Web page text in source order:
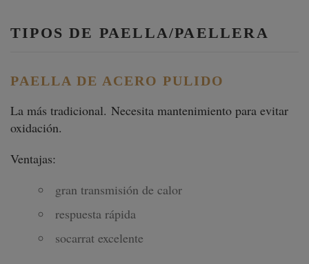
TIPOS DE PAELLA/PAELLERA
PAELLA DE ACERO PULIDO
La más tradicional. Necesita mantenimiento para evitar
oxidación.
Ventajas:
gran transmisión de calor
respuesta rápida
socarrat excelente